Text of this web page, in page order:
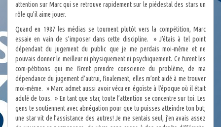
attention sur Marc qui se retrouve rapidement sur le piédestal des stars un
rôle qu’il aime jouer.
Quand en 1987 les médias se tournent plutôt vers la compétition, Marc
essaie en vain de s’imposer dans cette discipline. » J’étais à tel point
dépendant du jugement du public que je me perdais moi-même et ne
pouvais donner le meilleur ni physiquement ni psychiquement. Ce furent les
com-pétitions qui me firent prendre conscience du problème, de ma
dépendance du jugement d’autrui, finalement, elles m’ont aidé à me trouver
moi-même. » Marc admet aussi avoir vécu en égoïste à l’époque où il était
adulé de tous. » En tant que star, toute l’attention se concentre sur toi. Les
gens te soutiennent avec abnégation pour que tu puisses atteindre ton but;
une star vit de l’assistance des autres! Je me sentais seul, j’en avais assez